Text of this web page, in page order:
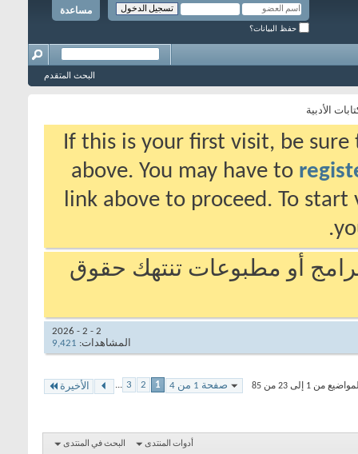
مساعدة
حفظ البيانات؟
البحث المتقدم
الأدبية
If this is your first visit, be
above. You may have to
link above to proceed. To
أو مطبوعات تنتهك حقوق
2 - 2 - 2026
المشاهدات: 9,421
صفحة 1 من 4 1
2
3
... الأخيرة من 1 إلى 23 من 85
أدوات المنتدى البحث في المنتدى